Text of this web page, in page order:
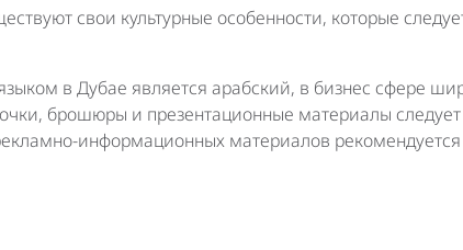
свои культурные особенности, которые
в Дубае является арабский, в бизнес сфере
брошюры и презентационные материалы
информационных материалов рекомендуется